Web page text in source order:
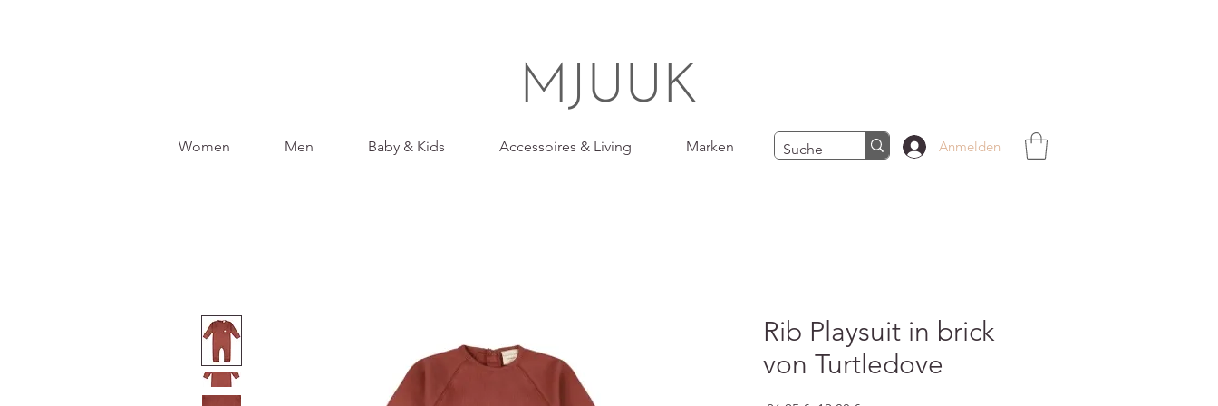
MJUUK
Women Men Baby & Kids Accessoires & Living Marken Anmelden
Rib Playsuit in brick
von Turtledove